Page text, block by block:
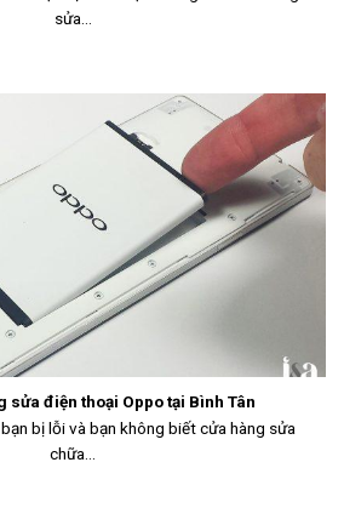
sửa...
sửa điện thoại Oppo tại Bình Tân
bị lỗi và bạn không biết cửa hàng sửa
chữa...